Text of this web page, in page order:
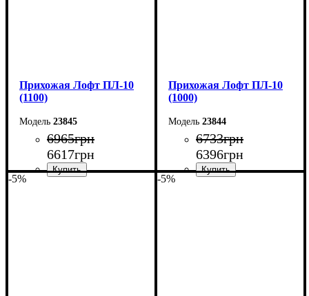
Прихожая Лофт ПЛ-10
(1100)
23845
6965грн
6617грн
Прихожая Лофт ПЛ-10
(1000)
23844
6733грн
6396грн
-5% -5%